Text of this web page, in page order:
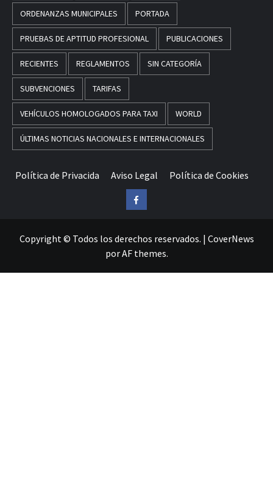
ORDENANZAS MUNICIPALES PORTADA
PRUEBAS DE APTITUD PROFESIONAL PUBLICACIONES
RECIENTES REGLAMENTOS SIN CATEGORÍA
SUBVENCIONES TARIFAS
VEHÍCULOS HOMOLOGADOS PARA TAXI WORLD
ÚLTIMAS NOTICIAS NACIONALES E INTERNACIONALES
Política de Privacida Aviso Legal Política de Cookies
Facebook
Copyright © Todos los derechos reservados. | CoverNews
por AF themes.